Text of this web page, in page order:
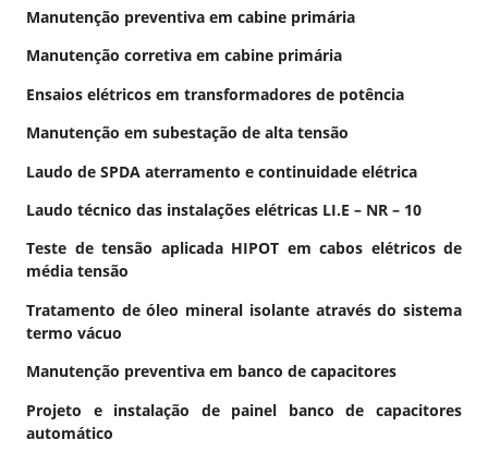
Manutenção preventiva em cabine primária
Manutenção corretiva em cabine primária
Ensaios elétricos em transformadores de potência
Manutenção em subestação de alta tensão
Laudo de SPDA aterramento e continuidade elétrica
Laudo técnico das instalações elétricas LI.E – NR – 10
Teste de tensão aplicada HIPOT em cabos elétricos de
média tensão
Tratamento de óleo mineral isolante através do sistema
termo vácuo
Manutenção preventiva em banco de capacitores
Projeto e instalação de painel banco de capacitores
automático